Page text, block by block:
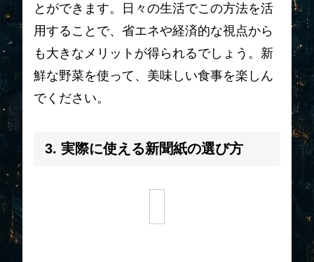
とができます。日々の生活でこの方法を活
用することで、省エネや経済的な視点から
も大きなメリットが得られるでしょう。新
鮮な野菜を使って、美味しい食事を楽しん
でください。
3. 実際に使える新聞紙の選び方